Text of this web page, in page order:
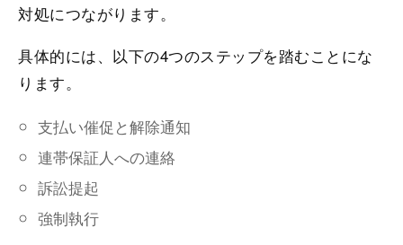
対処につながります。
具体的には、以下の4つのステップを踏むことにな
ります。
支払い催促と解除通知
連帯保証人への連絡
訴訟提起
強制執行